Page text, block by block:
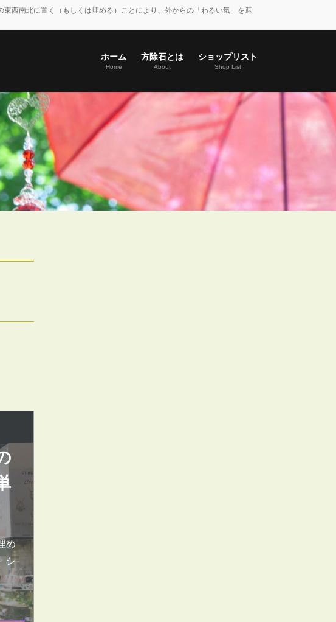
西南北に置く（もしくは埋める）ことにより、外からの「わるい気」を遮
ホーム
Home
方除石とは
About
ショップリスト
Shop List
め
シ